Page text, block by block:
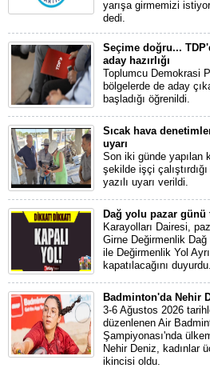
yarışa girmemizi
dedi.
Seçime doğru...
aday hazırlığı
Toplumcu Demokrasi
bölgelerde de aday
başladığı öğrenildi.
Sıcak hava
uyarı
Son iki günde yapılan
şekilde işçi
yazılı uyarı verildi.
Dağ yolu pazar günü
Karayolları Dairesi,
Girne Değirmenlik
ile Değirmenlik Yol
kapatılacağını duyurdu.
Badminton'da Nehir
3-6 Ağustos 2026
düzenlenen Air
Şampiyonası'nda
Nehir Deniz, kadınlar
ikincisi oldu.